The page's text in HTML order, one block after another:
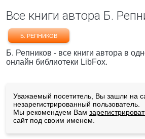
Все книги автора Б.
Б. РЕПНИКОВ
Б. Репников - все книги автора в
онлайн библиотеки LibFox.
Уважаемый посетитель, Вы зашли на
незарегистрированный пользователь.
Мы рекомендуем Вам
сайт под своим именем.